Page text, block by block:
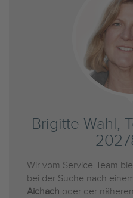
Brigitte Wahl,
Wir vom Service-Team
bei der Suche nach einem
Aichach oder der